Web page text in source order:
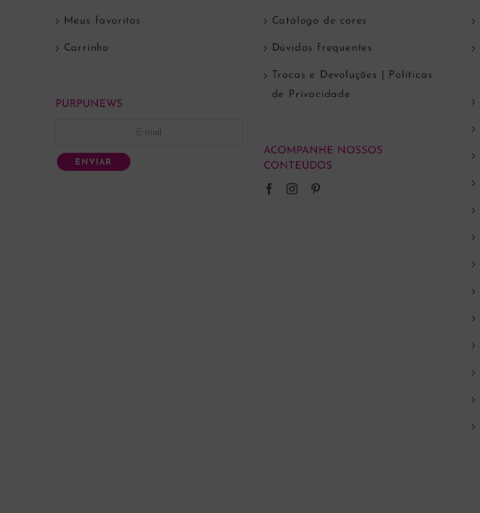
Meus favoritos
Carrinho
PURPUNEWS
ENVIAR
Catálogo de cores
Dúvidas frequentes
Trocas e Devoluções | Políticas
de Privacidade
ACOMPANHE NOSSOS
CONTEÚDOS